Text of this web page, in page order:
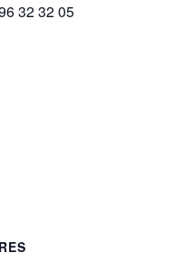
32 32 05